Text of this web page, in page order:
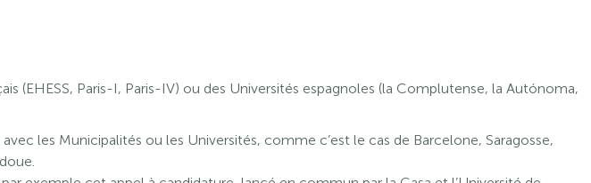
(EHESS, Paris-I, Paris-IV) ou des Universités espagnoles (la Complutense, la Autónoma,
les Municipalités ou les Universités, comme c’est le cas de Barcelone, Saragosse,